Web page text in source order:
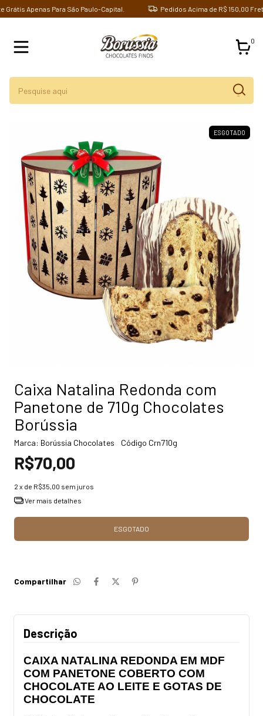
Apenas Para São Paulo-Capital. Pedidos Acima de R$ 150,00 Frete
0
ESGOTADO
Caixa Natalina Redonda com
Panetone de 710g Chocolates
Borússia
Marca: Borússia Chocolates Código Crn710g
R$70,00
2 x de R$35,00 sem juros
Ver mais detalhes
Compartilhar
Descrição
CAIXA NATALINA REDONDA EM MDF
COM PANETONE COBERTO COM
CHOCOLATE AO LEITE E GOTAS DE
CHOCOLATE